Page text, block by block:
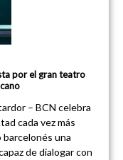
por el gran teatro
– BCN celebra
cada vez más
una
de dialogar con